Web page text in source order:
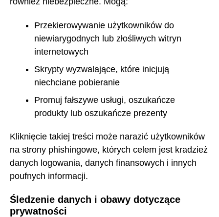
Przekierowywanie użytkowników do
niewiarygodnych lub złośliwych witryn
internetowych
Skrypty wyzwalające, które inicjują
niechciane pobieranie
Promuj fałszywe usługi, oszukańcze
produkty lub oszukańcze prezenty
Kliknięcie takiej treści może narazić użytkowników
na strony phishingowe, których celem jest kradzież
danych logowania, danych finansowych i innych
poufnych informacji.
Śledzenie danych i obawy dotyczące
prywatności